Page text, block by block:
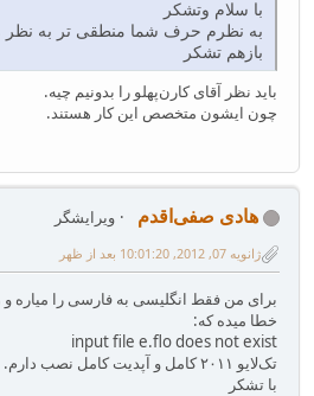
با سلام وتشکر
به نظرم حرف شما منطقی تر به
بازهم تشکر
باید نظر آقای کارن‌پهلو را بدونیم چیه.
چون ایشون متخصص این کار هستند.
هادی صفی‌اقدم
ویرایشگر
ژانویه 07, 2012, 10:01:20 بعد از ظهر
برای من فقط انگلیسی به فارسی را میاره
خطا میده که:
input file e.flo does not exist
تک‌لایو ۲۰۱۱ کامل و آپدیت کامل نصب دارم.
با تشکر